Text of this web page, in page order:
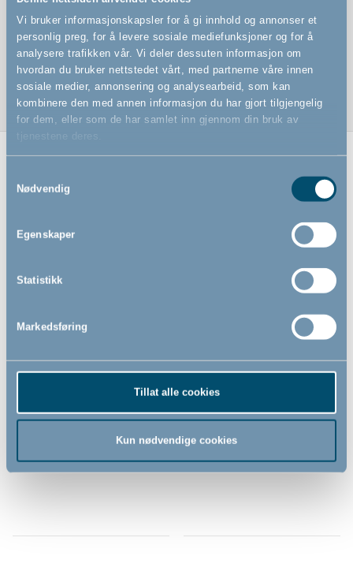
Vi bruker informasjonskapsler for å gi innhold og annonser et
personlig preg, for å levere sosiale mediefunksjoner og for å
analysere trafikken vår. Vi deler dessuten informasjon om
hvordan du bruker nettstedet vårt, med partnerne våre innen
sosiale medier, annonsering og analysearbeid, som kan
kombinere den med annen informasjon du har gjort tilgjengelig
for dem, eller som de har samlet inn gjennom din bruk av
tjenestene deres.
Nødvendig
Egenskaper
Statistikk
Markedsføring
Tillat alle cookies
Kun nødvendige cookies
Bøyle til høystolen Angel Feast
Kan lett monteres og fjernes uten bruk av verktøy
Del av Angel møbelserie 3 i 1
Angel 3-i-1 (barnestol,
6 999,00 NOK
Angel Stand by BabyDan,
999,00 NOK